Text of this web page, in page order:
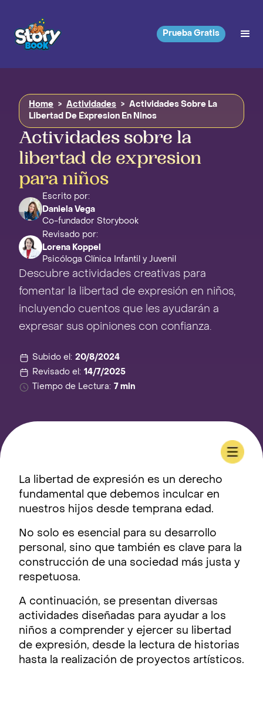
Prueba Gratis
Home > Actividades >
Actividades Sobre La
Libertad De Expresion En Ninos
Actividades sobre la
libertad de expresion
para niños
Escrito por:
Daniela Vega
Co-fundador Storybook
Revisado por:
Lorena Koppel
Psicóloga Clínica Infantil y Juvenil
Descubre actividades creativas para
fomentar la libertad de expresión en niños,
incluyendo cuentos que les ayudarán a
expresar sus opiniones con confianza.
Subido el: 20/8/2024
Revisado el: 14/7/2025
Tiempo de Lectura: 7 min
La libertad de expresión es un derecho
fundamental que debemos inculcar en
nuestros hijos desde temprana edad.
No solo es esencial para su desarrollo
personal, sino que también es clave para la
construcción de una sociedad más justa y
respetuosa.
A continuación, se presentan diversas
actividades diseñadas para ayudar a los
niños a comprender y ejercer su libertad
de expresión, desde la lectura de historias
hasta la realización de proyectos artísticos.